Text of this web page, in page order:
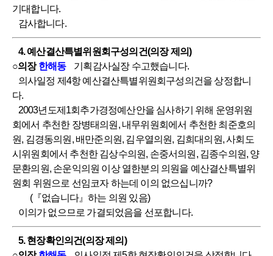
기대합니다.
감사합니다.
4. 예산결산특별위원회구성의건(의장 제의)
○의장한해동기획감사실장 수고했습니다.
의사일정 제4항 예산결산특별위원회구성의건을 상정합니
다.
2003년도제1회추가경정예산안을 심사하기 위해 운영위원
회에서 추천한 장병태의원, 내무위원회에서 추천한 최준호의
원, 김경동의원, 배만준의원, 김우열의원, 김희대의원, 사회도
시위원회에서 추천한 김상수의원, 손중서의원, 김종수의원, 양
문환의원, 손운익의원 이상 열한분의 의원을 예산결산특별위
원회 위원으로 선임코자 하는데 이의 없으십니까?
(『없습니다』하는 의원 있음)
이의가 없으므로 가결되었음을 선포합니다.
5. 현장확인의건(의장 제의)